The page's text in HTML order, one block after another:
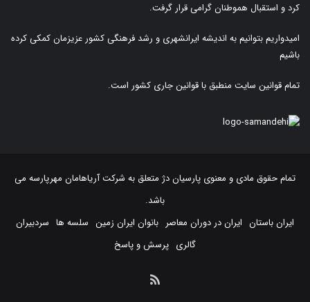
کرد و استقبال هموطنان گرامی قرار گرفت.
امیدواریم بتوانیم به اندیشه ایرانشهری و رشد فرهنگی کشور عزیزمان کمکی کرده
باشیم
تمام قوانین سایت منطبق با قوانین جاری کشور است.
تمام حقوق مادی و معنوی پارسیان دژ متعلق به شرکت آریاهامان مهرپارسه می
باشد.
ایران باستان ایران در دوران معاصر بانوان ایران زمین سلسه ها سردبیران
گالری پرسش و پاسخ
خوراک